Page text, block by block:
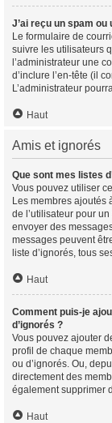
J’ai reçu un spam
Le formulaire de
suivre les utilisateurs
l’administrateur une
d’inclure l’en-tête (il
L’administrateur
Haut
Amis et ignorés
Que sont mes listes
Vous pouvez utiliser
Les membres ajoutés
de l’utilisateur pour
envoyer des
messages peuvent
liste d’ignorés, tous
Haut
Comment puis-je
d’ignorés ?
Vous pouvez ajouter
profil de chaque
ou d’ignorés. Ou,
directement des
également supprimer
Haut